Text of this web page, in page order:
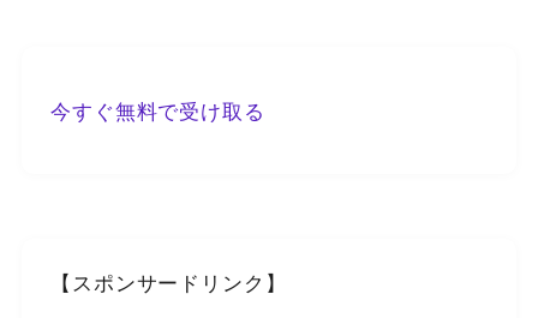
今すぐ無料で受け取る
【スポンサードリンク】